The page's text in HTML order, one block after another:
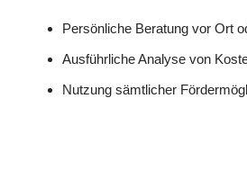
Persönliche Beratung vor Ort
Ausführliche Analyse von
Nutzung sämtlicher